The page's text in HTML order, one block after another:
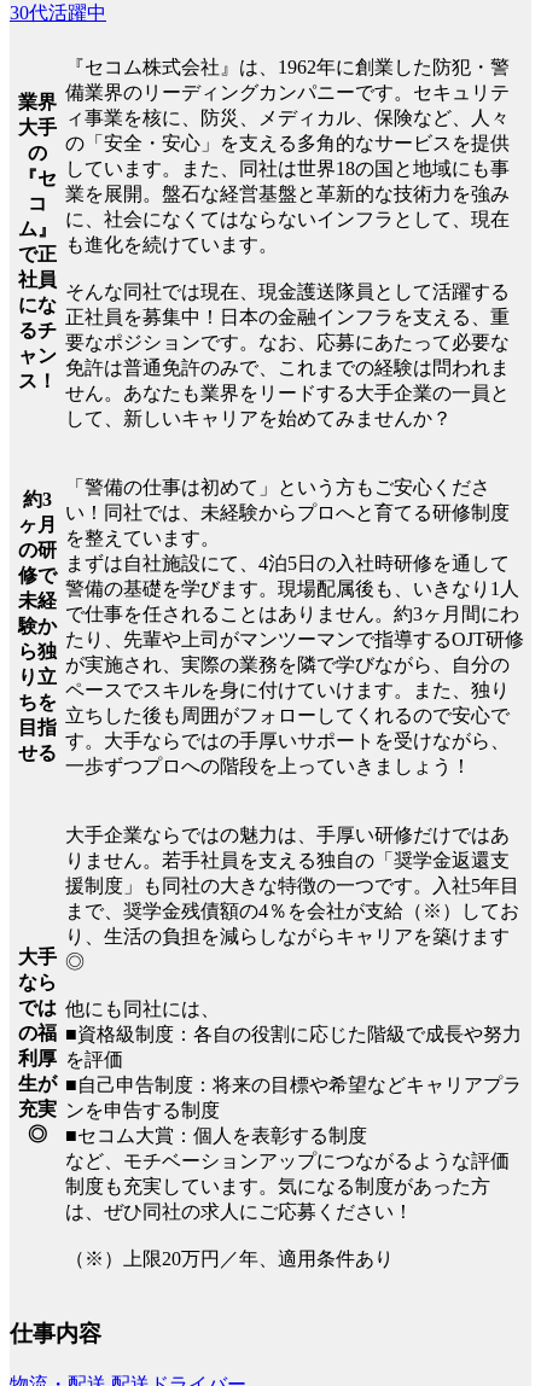
30代活躍中
業界
大手
の
『セ
コ
ム』
で正
社員
にな
るチ
ャン
ス！
『セコム株式会社』は、1962年に創業した防犯・警
備業界のリーディングカンパニーです。セキュリテ
ィ事業を核に、防災、メディカル、保険など、人々
の「安全・安心」を支える多角的なサービスを提供
しています。また、同社は世界18の国と地域にも事
業を展開。盤石な経営基盤と革新的な技術力を強み
に、社会になくてはならないインフラとして、現在
も進化を続けています。
そんな同社では現在、現金護送隊員として活躍する
正社員を募集中！日本の金融インフラを支える、重
要なポジションです。なお、応募にあたって必要な
免許は普通免許のみで、これまでの経験は問われま
せん。あなたも業界をリードする大手企業の一員と
して、新しいキャリアを始めてみませんか？
約3
ヶ月
の研
修で
未経
験か
ら独
り立
ちを
目指
せる
「警備の仕事は初めて」という方もご安心くださ
い！同社では、未経験からプロへと育てる研修制度
を整えています。
まずは自社施設にて、4泊5日の入社時研修を通して
警備の基礎を学びます。現場配属後も、いきなり1人
で仕事を任されることはありません。約3ヶ月間にわ
たり、先輩や上司がマンツーマンで指導するOJT研修
が実施され、実際の業務を隣で学びながら、自分の
ペースでスキルを身に付けていけます。また、独り
立ちした後も周囲がフォローしてくれるので安心で
す。大手ならではの手厚いサポートを受けながら、
一歩ずつプロへの階段を上っていきましょう！
大手
なら
では
の福
利厚
生が
充実
◎
大手企業ならではの魅力は、手厚い研修だけではあ
りません。若手社員を支える独自の「奨学金返還支
援制度」も同社の大きな特徴の一つです。入社5年目
まで、奨学金残債額の4％を会社が支給（※）してお
り、生活の負担を減らしながらキャリアを築けます
◎
他にも同社には、
■資格級制度：各自の役割に応じた階級で成長や努力
を評価
■自己申告制度：将来の目標や希望などキャリアプラ
ンを申告する制度
■セコム大賞：個人を表彰する制度
など、モチベーションアップにつながるような評価
制度も充実しています。気になる制度があった方
は、ぜひ同社の求人にご応募ください！
（※）上限20万円／年、適用条件あり
仕事内容